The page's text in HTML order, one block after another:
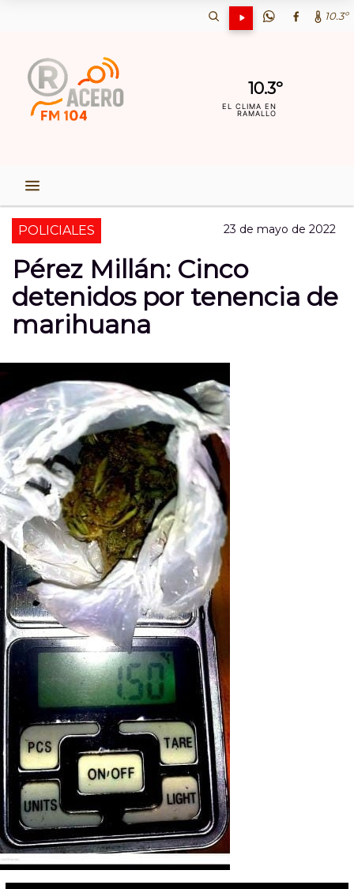
10.3º
10.3º
EL CLIMA EN
RAMALLO
POLICIALES 23 de mayo de 2022
Pérez Millán: Cinco
detenidos por tenencia de
marihuana